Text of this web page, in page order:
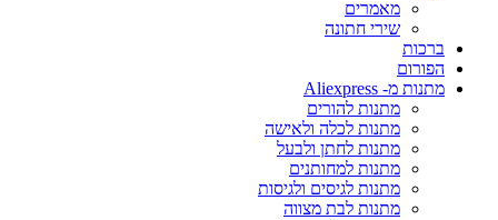
מאמרים
שירי חתונה
ברכות
הפורום
מתנות מ- Aliexpress
מתנות להורים
מתנות לכלה ולאישה
מתנות לחתן ולבעל
מתנות למחותנים
מתנות לגיסים ולגיסות
מתנות לבת מצווה